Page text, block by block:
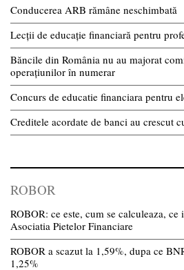
Conducerea ARB rămâne neschimbată
Lecții de educație financiară pentru
Băncile din România nu au majorat
operațiunilor în numerar
Concurs de educatie financiara pentru
Creditele acordate de banci au crescut
ROBOR
ROBOR: ce este, cum se calculeaza,
Asociatia Pietelor Financiare
ROBOR a scazut la 1,59%, dupa ce
1,25%